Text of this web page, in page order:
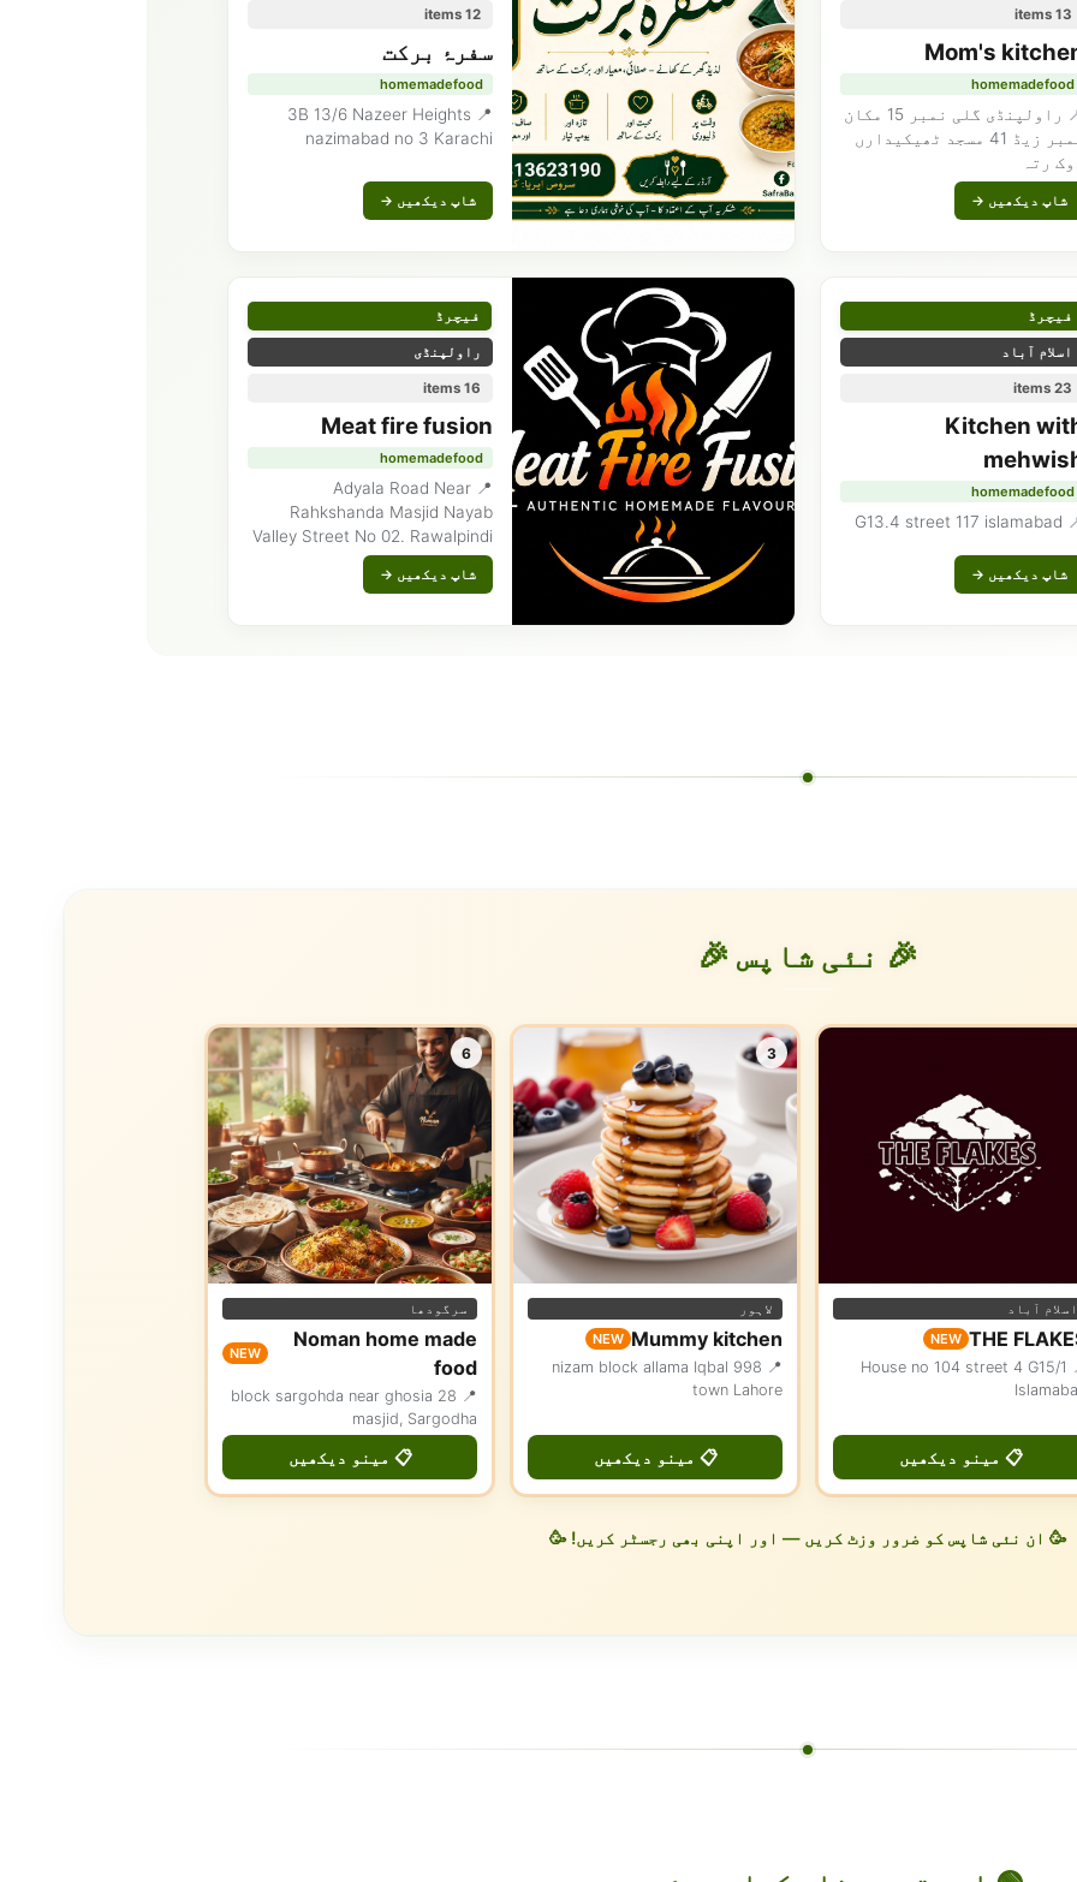
13 items
Mom's
homemadefood
📍 راولپنڈی گلی نمبر 15 مکان
نمبر زیڈ 41 مسجد ٹھیکیدارں
رتہ
شاپ دیکھیں →
12 items
سفرۂ برکت
homemadefood
📍 3B 13/6 Nazeer Heights
nazimabad no 3 Karachi
شاپ دیکھیں →
فیچرڈ
اسلام آباد
23 items
Kitchen
homemadefood
📍 G13.4
شاپ دیکھیں →
فیچرڈ
راولپنڈی
16 items
Meat fire fusion
homemadefood
📍 Adyala Road Near
Rahkshanda Masjid Nayab
Valley Street No 02. Rawalpindi
شاپ دیکھیں →
🎉 نئی شاپس 🎉
اسلام آباد
THE
NEW
📍 House no 104 street 4 G15/1
📋 مینو دیکھیں
3
لاہور
Mummy kitchen
NEW
📍 998 nizam block allama Iqbal
town Lahore
📋 مینو دیکھیں
6
سرگودھا
Noman home made
food
NEW
📍 28 block sargohda near ghosia
masjid, Sargodha
📋 مینو دیکھیں
🥳 ان نئی شاپس کو ضرور وزٹ کریں — اور اپنی بھی رجسٹر کریں! 🥳